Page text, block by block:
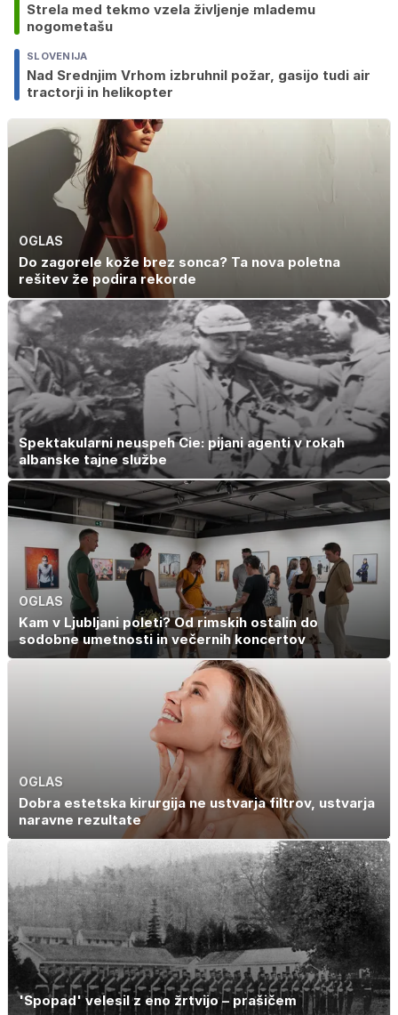
Strela med tekmo vzela življenje mlademu
nogometašu
SLOVENIJA
Nad Srednjim Vrhom izbruhnil požar, gasijo tudi air
tractorji in helikopter
OGLAS
Do zagorele kože brez sonca? Ta nova poletna
rešitev že podira rekorde
Spektakularni neuspeh Cie: pijani agenti v rokah
albanske tajne službe
OGLAS
Kam v Ljubljani poleti? Od rimskih ostalin do
sodobne umetnosti in večernih koncertov
OGLAS
Dobra estetska kirurgija ne ustvarja filtrov, ustvarja
naravne rezultate
'Spopad' velesil z eno žrtvijo – prašičem